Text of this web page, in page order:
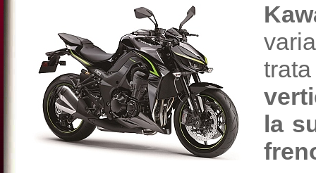
la